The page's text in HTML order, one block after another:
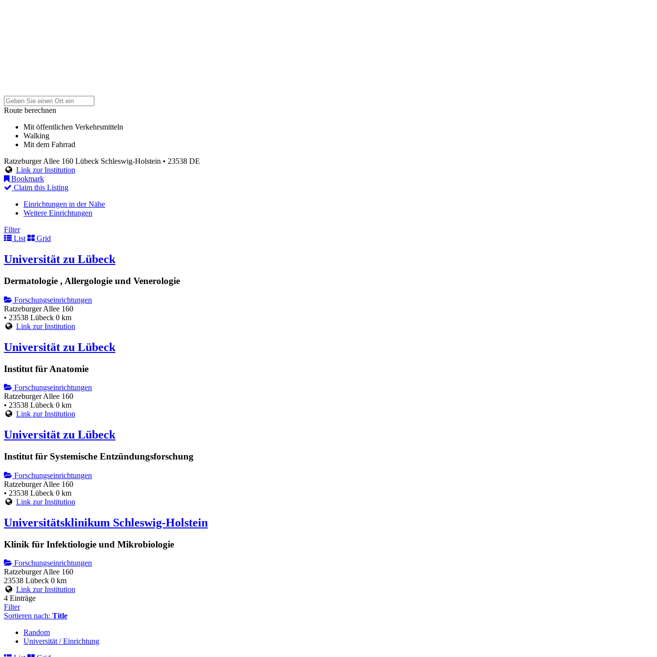
Route berechnen
Mit öffentlichen Verkehrsmitteln
Walking
Mit dem Fahrrad
Ratzeburger Allee 160 Lübeck Schleswig-Holstein • 23538 DE
Link zur Institution
Bookmark
Claim this Listing
Einrichtungen in der Nähe
Weitere Einrichtungen
Filter
List
Grid
Universität zu Lübeck
Dermatologie , Allergologie und Venerologie
Forschungseinrichtungen
Ratzeburger Allee 160
• 23538 Lübeck 0 km
Link zur Institution
Universität zu Lübeck
Institut für Anatomie
Forschungseinrichtungen
Ratzeburger Allee 160
• 23538 Lübeck 0 km
Link zur Institution
Universität zu Lübeck
Institut für Systemische Entzündungsforschung
Forschungseinrichtungen
Ratzeburger Allee 160
• 23538 Lübeck 0 km
Link zur Institution
Universitätsklinikum Schleswig-Holstein
Klinik für Infektiologie und Mikrobiologie
Forschungseinrichtungen
Ratzeburger Allee 160
23538 Lübeck 0 km
Link zur Institution
4 Einträge
Filter
Sortieren nach: Title
Random
Universität / Einrichtung